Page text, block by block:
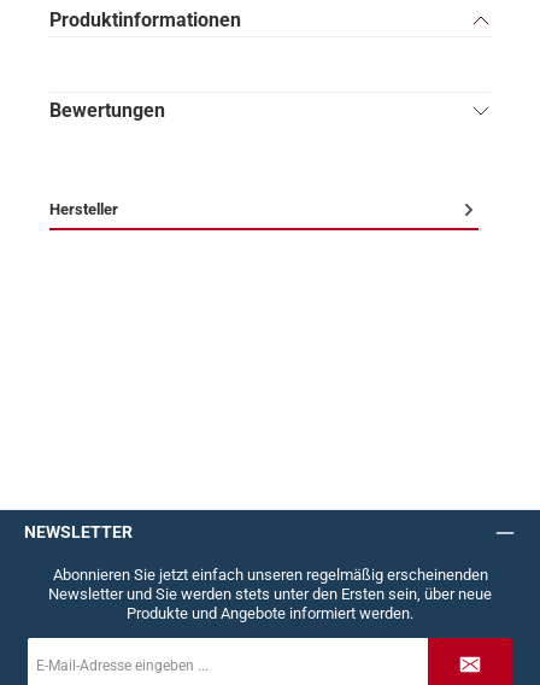
Produktinformationen
Bewertungen
Hersteller
NEWSLETTER
Abonnieren Sie jetzt einfach unseren regelmäßig erscheinenden
Newsletter und Sie werden stets unter den Ersten sein, über neue
Produkte und Angebote informiert werden.
Mail-